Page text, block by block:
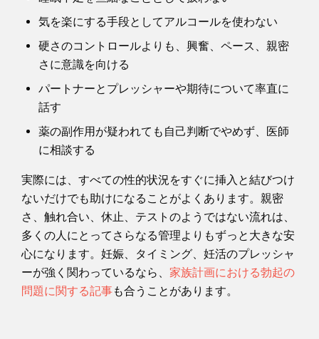
気を楽にする手段としてアルコールを使わない
硬さのコントロールよりも、興奮、ペース、親密
さに意識を向ける
パートナーとプレッシャーや期待について率直に
話す
薬の副作用が疑われても自己判断でやめず、医師
に相談する
実際には、すべての性的状況をすぐに挿入と結びつけ
ないだけでも助けになることがよくあります。親密
さ、触れ合い、休止、テストのようではない流れは、
多くの人にとってさらなる管理よりもずっと大きな安
心になります。妊娠、タイミング、妊活のプレッシャ
ーが強く関わっているなら、 家族計画における勃起の
問題に関する記事も合うことがあります。